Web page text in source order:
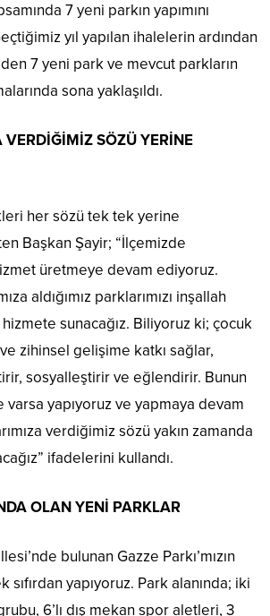
7 yeni parkın yapımını
yıl yapılan ihalelerin ardından
7 yeni park ve mevcut parkların
sona yaklaşıldı.
SÖZÜ YERİNE
her sözü tek tek yerine
Başkan Şayir; “İlçemizde
üretmeye devam ediyoruz.
aldığımız parklarımızı inşallah
sunacağız. Biliyoruz ki; çocuk
zihinsel gelişime katkı sağlar,
sosyalleştirir ve eğlendirir. Bunun
yapıyoruz ve yapmaya devam
verdiğimiz sözü yakın zamanda
ifadelerini kullandı.
OLAN YENİ PARKLAR
bulunan Gazze Parkı’mızın
sıfırdan yapıyoruz. Park alanında; iki
6’lı dış mekan spor aletleri, 3